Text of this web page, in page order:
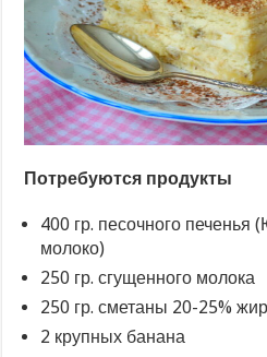
Потребуются продукты
400 гр. песочного
молоко)
250 гр. сгущенного молока
250 гр. сметаны 20-25%
2 крупных банана